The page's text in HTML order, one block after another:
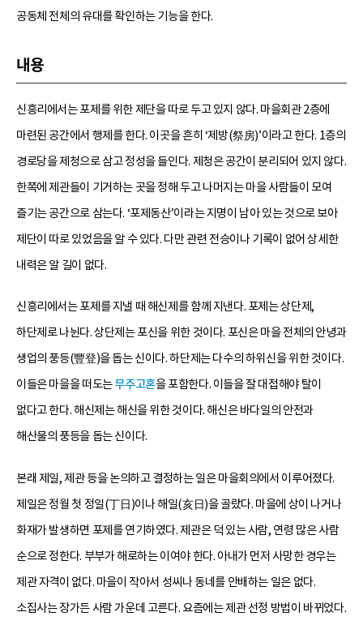
공동체 전체의 유대를 확인하는 기능을 한다.
내용
신흥리에서는 포제를 위한 제단을 따로 두고 있지 않다. 마을회관 2층에
마련된 공간에서 행제를 한다. 이곳을 흔히 ‘제방(祭房)’이라고 한다. 1층의
경로당을 제청으로 삼고 정성을 들인다. 제청은 공간이 분리되어 있지 않다.
한쪽에 제관들이 기거하는 곳을 정해 두고 나머지는 마을 사람들이 모여
즐기는 공간으로 삼는다. ‘포제동산’이라는 지명이 남아 있는 것으로 보아
제단이 따로 있었음을 알 수 있다. 다만 관련 전승이나 기록이 없어 상세한
내력은 알 길이 없다.
신흥리에서는 포제를 지낼 때 해신제를 함께 지낸다. 포제는 상단제,
하단제로 나뉜다. 상단제는 포신을 위한 것이다. 포신은 마을 전체의 안녕과
생업의 풍등(豐登)을 돕는 신이다. 하단제는 다수의 하위신을 위한 것이다.
이들은 마을을 떠도는무주고혼을 포함한다. 이들을 잘 대접해야 탈이
없다고 한다. 해신제는 해신을 위한 것이다. 해신은 바다일의 안전과
해산물의 풍등을 돕는 신이다.
본래 제일, 제관 등을 논의하고 결정하는 일은 마을회의에서 이루어졌다.
제일은 정월 첫 정일(丁日)이나 해일(亥日)을 골랐다. 마을에 상이 나거나
화재가 발생하면 포제를 연기하였다. 제관은 덕 있는 사람, 연령 많은 사람
순으로 정한다. 부부가 해로하는 이여야 한다. 아내가 먼저 사망한 경우는
제관 자격이 없다. 마을이 작아서 성씨나 동네를 안배하는 일은 없다.
소집사는 장가든 사람 가운데 고른다. 요즘에는 제관 선정 방법이 바뀌었다.